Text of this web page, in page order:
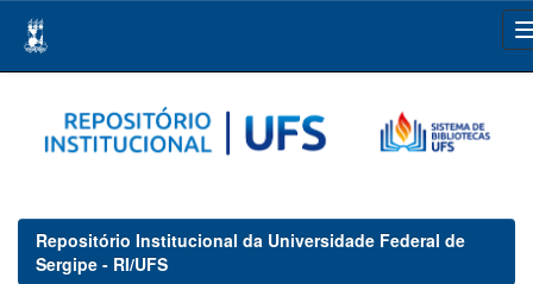
navigation
Repositório Institucional da Universidade Federal de
Sergipe - RI/UFS